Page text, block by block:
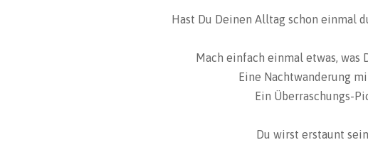
Hast Du Deinen Alltag schon einmal
Mach einfach einmal etwas, was
Eine Nachtwanderung
Ein Überraschungs-
Du wirst erstaunt